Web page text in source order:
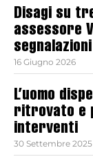
Disagi su
assessore
segnalazioni
16 Giugno 2026
L’uomo
ritrovato e
interventi
30 Settembre 2025